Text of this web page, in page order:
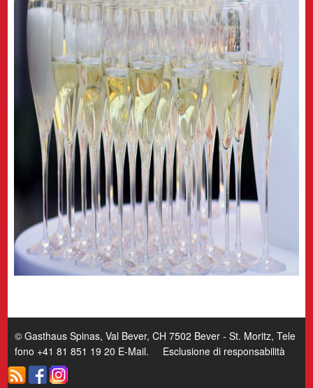
© Gasthaus Spinas, Val Bever, CH 7502 Bever - St. Moritz, Tele
fono +41 81 851 19 20 E-Mail. Esclusione di responsabilità